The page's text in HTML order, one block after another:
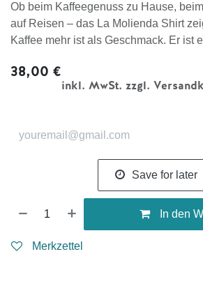
Ob beim Kaffeegenuss zu Hause,
auf Reisen – das La Molienda Shirt
Kaffee mehr ist als Geschmack. Er ist
38,00 €
inkl. MwSt. zzgl.
Save for later
In den
Merkzettel